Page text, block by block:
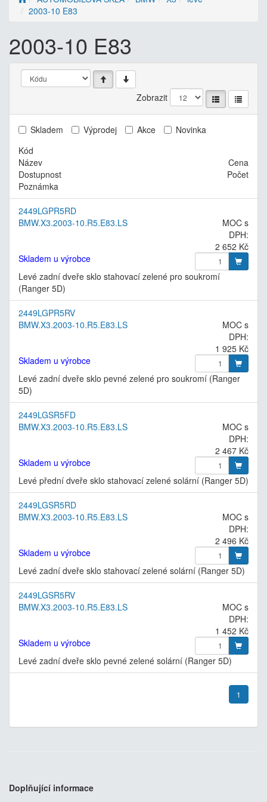
2003-10 E83
2003-10 E83
Zobrazit
Skladem Výprodej Akce
Novinka
Kód
Název
Cena
Dostupnost
Počet
Poznámka
2449LGPR5RD
BMW.X3.2003-10.R5.E83.LS
MOC s
DPH:
2 652 Kč
Skladem u výrobce
Levé zadní dveře sklo stahovací zelené pro soukromí
(Ranger 5D)
2449LGPR5RV
BMW.X3.2003-10.R5.E83.LS
MOC s
DPH:
1 925 Kč
Skladem u výrobce
Levé zadní dveře sklo pevné zelené pro soukromí (Ranger
5D)
2449LGSR5FD
BMW.X3.2003-10.R5.E83.LS
MOC s
DPH:
2 467 Kč
Skladem u výrobce
Levé přední dveře sklo stahovací zelené solární (Ranger 5D)
2449LGSR5RD
BMW.X3.2003-10.R5.E83.LS
MOC s
DPH:
2 496 Kč
Skladem u výrobce
Levé zadní dveře sklo stahovací zelené solární (Ranger 5D)
2449LGSR5RV
BMW.X3.2003-10.R5.E83.LS
MOC s
DPH:
1 452 Kč
Skladem u výrobce
Levé zadní dveře sklo pevné zelené solární (Ranger 5D)
1
Doplňující informace